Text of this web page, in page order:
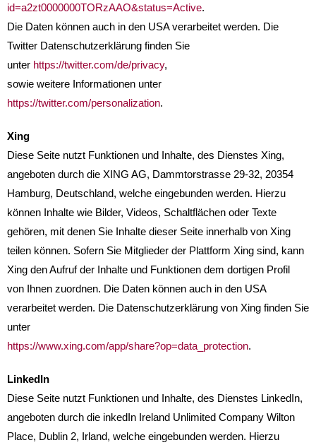
id=a2zt0000000TORzAAO&status=Active.
Die Daten können auch in den USA verarbeitet werden. Die
Twitter Datenschutzerklärung finden Sie
unter https://twitter.com/de/privacy,
sowie weitere Informationen unter
https://twitter.com/personalization.
Xing
Diese Seite nutzt Funktionen und Inhalte, des Dienstes Xing,
angeboten durch die XING AG, Dammtorstrasse 29-32, 20354
Hamburg, Deutschland, welche eingebunden werden. Hierzu
können Inhalte wie Bilder, Videos, Schaltflächen oder Texte
gehören, mit denen Sie Inhalte dieser Seite innerhalb von Xing
teilen können. Sofern Sie Mitglieder der Plattform Xing sind, kann
Xing den Aufruf der Inhalte und Funktionen dem dortigen Profil
von Ihnen zuordnen. Die Daten können auch in den USA
verarbeitet werden. Die Datenschutzerklärung von Xing finden Sie
unter
https://www.xing.com/app/share?op=data_protection.
LinkedIn
Diese Seite nutzt Funktionen und Inhalte, des Dienstes LinkedIn,
angeboten durch die inkedIn Ireland Unlimited Company Wilton
Place, Dublin 2, Irland, welche eingebunden werden. Hierzu